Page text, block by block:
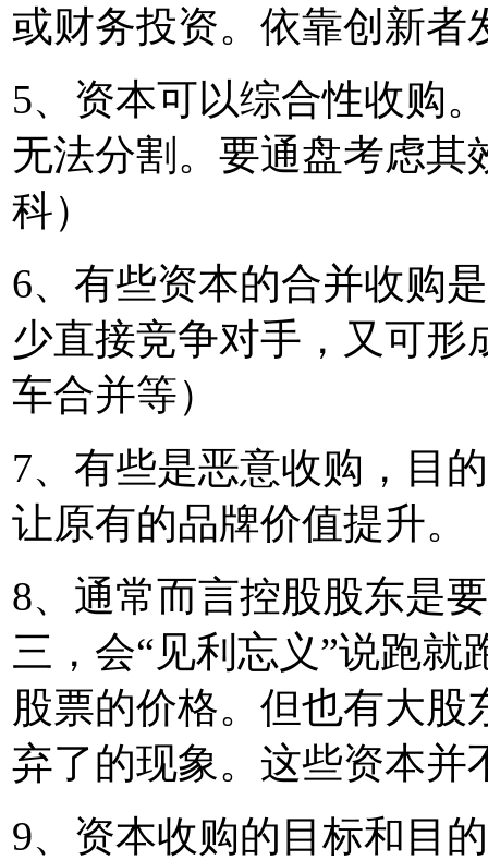
或财务投资。依靠创新者
5、资本可以综合性收购
无法分割。要通盘考虑其
科）
6、有些资本的合并收购
少直接竞争对手，又可形
车合并等）
7、有些是恶意收购，目
让原有的品牌价值提升。
8、通常而言控股股东是
三，会“见利忘义”说跑
股票的价格。但也有大
弃了的现象。这些资本并
9、资本收购的目标和目